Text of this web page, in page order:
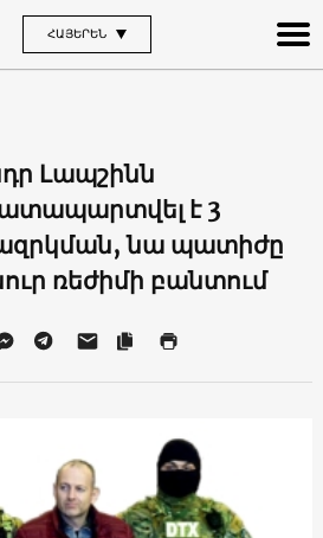
ՀԱՅԵՐԵՆ
Լապշինն
է 3
նա պատիժը
ռեժիմի բանտում